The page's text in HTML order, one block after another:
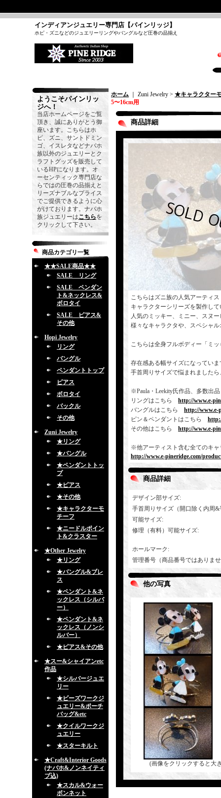
インディアンジュエリー専門店【パインリッジ】
ホピ・ズニなどのジュエリーリングやバングルなど圧巻の品揃え
ようこそパインリッ
ジへ！
当店ホームページをご覧
頂き、誠にありがとう御
座います。こちらはホ
ピ、ズニ、サントドミン
ゴ、イスレタなどナバホ
族以外のジュエリーとク
ラフトグッズを販売して
いるHPになります。オ
ーセンティック専門店な
らではの圧巻の品揃えと
リーズナブルなプライス
でご提供できるように心
がけております。ナバホ
族ジュエリーはこちらを
クリックして下さい。
商品カテゴリ一覧
★★SALE商品★★
SALE リング
SALE ペンダン
ト&ネックレス&
ボロタイ
SALE ピアス&
その他
Hopi Jewelry
リング
バングル
ペンダントトップ
ピアス
ボロタイ
バックル
その他
Zuni Jewelry
★リング
★バングル
★ペンダントトッ
プ
★ピアス
★その他
★キャラクターモ
チーフ
★ニードルポイン
ト&クラスター
★Other Jewelry
★リング
★バングル&ブレ
ス
★ペンダント&ネ
ックレス（シルバ
ー）
★ペンダント&ネ
ックレス（ノンシ
ルバー）
★ピアス&その他
★スー&シャイアンetc
作品
★シルバージュエ
リー
★ビーズワークジ
ュエリー&ポーチ
バッグ&etc
★クイルワークジ
ュエリー
★スターキルト
★Craft&Interior Goods
(ナバホ&ノンネイティ
ブ込)
★スカル&ウォー
ボンネット
ホーム ｜ Zuni Jewelry > ★キャラクター
5〜16cm用
商品詳細
こちらはズニ族の人気アーティ
キャラクターシリーズを製作し
人気のミッキー、ミニー、スヌ
様々なキャラクタや、スペシャ
こちらは全身フルボディー「ミ
存在感ある幅サイズになっていま
手首周りサイズで悩まれました
※Paula・Leekity氏作品、多数出
リングはこちら http://www.e-
バングルはこちら http://www.e-
ピン＆ペンダントはこちら
その他はこちら http://www.e-
※他アーティスト含む全てのキ
http://www.e-pineridge.com/
商品詳細
デザイン部サイズ:
手首周りサイズ（開口除く内周&
可能サイズ:
修理（有料）可能サイズ:
ホールマーク :
管理番号（商品番号ではありま
他の写真
(画像をクリックすると大